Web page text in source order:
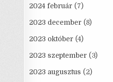
2024 február (7)
2023 december (8)
2023 október (4)
2023 szeptember (3)
2023 augusztus (2)